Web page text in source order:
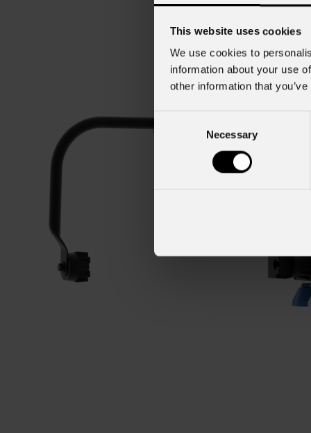
This website uses cookies
We use cookies to
information about your use
other information that
Consent
Necessary